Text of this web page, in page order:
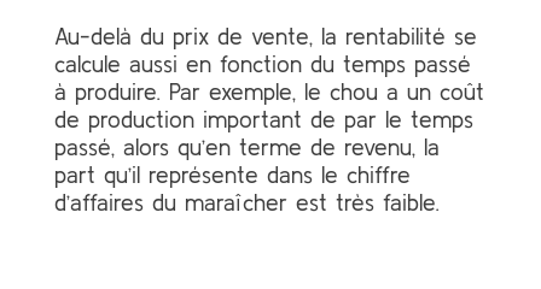
Au-delà du prix de vente, la rentabilité se
calcule aussi en fonction du temps passé
à produire. Par exemple, le chou a un coût
de production important de par le temps
passé, alors qu’en terme de revenu, la
part qu’il représente dans le chiffre
d’affaires du maraîcher est très faible.